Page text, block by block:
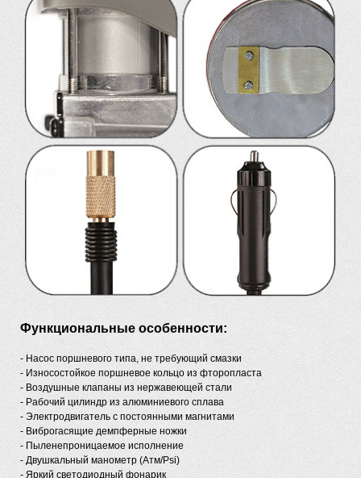
Функциональные особенности:
- Насос поршневого типа, не требующий смазки
- Износостойкое поршневое кольцо из фторопласта
- Воздушные клапаны из нержавеющей стали
- Рабочий цилиндр из алюминиевого сплава
- Электродвигатель с постоянными магнитами
- Виброгасящие демпферные ножки
- Пыленепроницаемое исполнение
- Двушкальный манометр (Aтм/Psi)
- Яркий светодиодный фонарик